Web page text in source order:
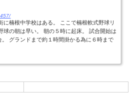
に楠根中学校はある。 ここで楠根軟式野球リ
球の朝は早い。 朝の５時に起床。 試合開始は
グランドまで約１時間掛かる為に６時まで
天気はあいにくの雨。 パラパラと降ってお
では判断できない。 運営側からも中止の連
ドに向かう。 向かう途中で中止の連絡がく